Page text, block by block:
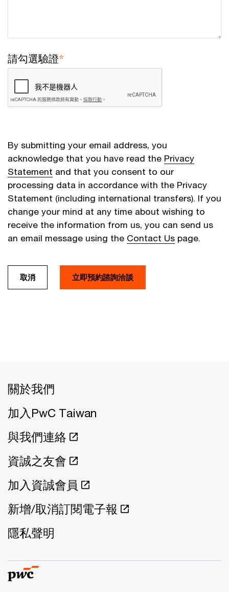
請勾選驗證*
By submitting your email address, you
acknowledge that you have read the Privacy
Statement and that you consent to our
processing data in accordance with the Privacy
Statement (including international transfers). If you
change your mind at any time about wishing to
receive the information from us, you can send us
an email message using the Contact Us page.
取消 立即預約諮詢洽談
關於我們
加入PwC Taiwan
與我們連絡
資誠之友會
加入資誠會員
新增/取消訂閱電子報
隱私聲明